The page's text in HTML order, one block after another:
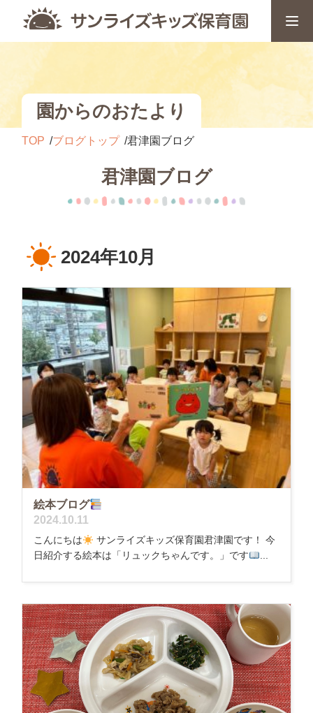
園からのおたより
TOP ブログトップ 君津園ブログ
君津園ブログ
2024年10月
絵本ブログ
2024.10.11
こんにちは
サンライズキッズ保育園君津園です！ 今
日紹介する絵本は「リュックちゃんです。」です
...